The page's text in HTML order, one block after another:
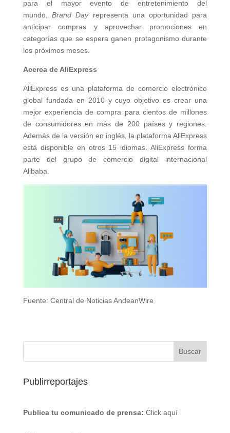
para el mayor evento de entretenimiento del
mundo,Brand Day representa una oportunidad para
anticipar compras y aprovechar promociones en
categorías que se espera ganen protagonismo durante
los próximos meses.
Acerca de AliExpress
AliExpress es una plataforma de comercio electrónico
global fundada en 2010 y cuyo objetivo es crear una
mejor experiencia de compra para cientos de millones
de consumidores en más de 200 países y regiones.
Además de la versión en inglés, la plataforma AliExpress
está disponible en otros 15 idiomas. AliExpress forma
parte del grupo de comercio digital internacional
Alibaba.
Fuente: Central de Noticias AndeanWire
Publirreportajes
Publica tu comunicado de prensa: Click aquí